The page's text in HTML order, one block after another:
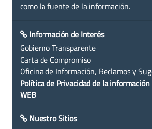
como la fuente de la información.
Información de Interés
Gobierno Transparente
Carta de Compromiso
Oficina de Información, Reclamos y
Política de Privacidad de la información
WEB
Nuestro Sitios